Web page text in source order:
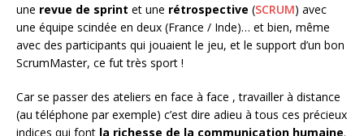
une revue de sprint et une rétrospective (SCRUM) avec
une équipe scindée en deux (France / Inde)… et bien, même
avec des participants qui jouaient le jeu, et le support d’un bon
ScrumMaster, ce fut très sport !
Car se passer des ateliers en face à face , travailler à distance
(au téléphone par exemple) c’est dire adieu à tous ces précieux
indices qui font la richesse de la communication humaine.